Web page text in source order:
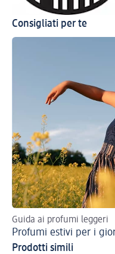
Consigliati per te
Guida ai profumi leggeri
Profumi estivi per i
Prodotti simili